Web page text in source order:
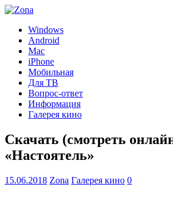
Windows
Android
Mac
iPhone
Мобильная
Для ТВ
Вопрос-ответ
Информация
Галерея кино
Скачать (смотреть
«Настоятель»
15.06.2018 Zona Галерея кино 0